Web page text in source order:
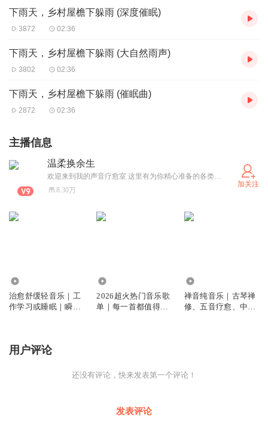
下雨天，乡村屋檐下躲雨 (深度催眠)
3872 02:36
下雨天，乡村屋檐下躲雨 (大自然雨声)
3802 02:36
下雨天，乡村屋檐下躲雨 (催眠曲)
2872 02:36
主播信息
温柔换余生
欢迎来到我的声音疗愈室 这里有为你精心准备的各类静心助眠音乐专辑，用旋律抚慰浮躁，陪你安然入梦。 订阅 XiMi会员团 = 解锁全部付费音频，享受一整年的宁静与放松。期待你的聆听，让我们在音乐里相遇。
8.30万
加关注
治愈舒缓轻音乐｜工
作学习或睡眠｜瞬间
2026超火热门音乐歌
单｜每一首都值得单
禅音纯音乐｜古琴禅
修、五音疗愈、中医
用户评论
还没有评论，快来发表第一个评论！
发表评论